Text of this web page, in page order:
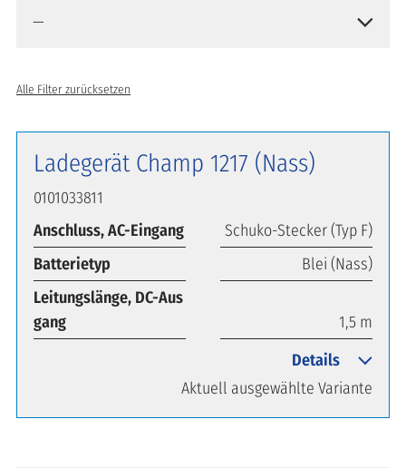
Alle Filter zurücksetzen
Ladegerät Champ 1217 (Nass)
0101033811
Anschluss, AC-Eingang
Schuko-Stecker (Typ F)
Batterietyp
Blei (Nass)
Leitungslänge, DC-Aus
gang
1,5 m
Aktuell ausgewählte Variante
Details